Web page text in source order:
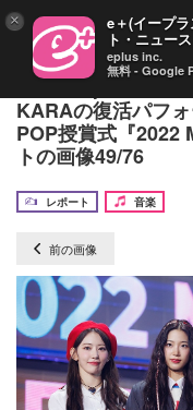
IVE、Kep1erら“
KARAの復活パフ
POP授賞式『2022
トの画像49/76
レポート
音楽
前の画像
× e＋(イープ
ト・ニュー
eplus inc.
無料 - Google